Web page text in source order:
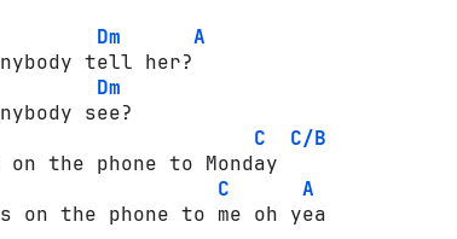
Dm
A
tell her?
Dm
see?
C
C/B
on the phone to Monday
C
A
on the phone to me oh yea